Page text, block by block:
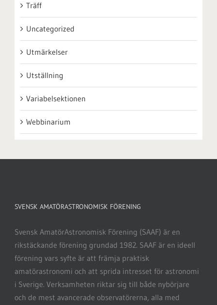
Träff
Uncategorized
Utmärkelser
Utställning
Variabelsektionen
Webbinarium
SVENSK AMATÖRASTRONOMISK FÖRENING
Svensk AmatörAstronomisk Förening (SAAF) är en
rikstäckande förening grundad 1982. SAAF är en ideell
förening vars syfte är att främja praktisk
amatörastronomi och att sprida intresset för astronomi
i Sverige. Verksamheten riktar sig till både nybörjare
och de mest avancerade observatörerna, alla med